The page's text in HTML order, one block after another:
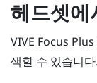
헤드셋에
VIVE Focus Plus
색할 수 있습니다.